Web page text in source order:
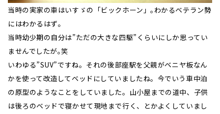
当時の実家の車はいすゞの「ビックホーン」｡わかるベテラン勢
にはわかるはず｡
当時幼少期の自分は”ただの大きな四駆”くらいにしか思ってい
ませんでしたが｡笑
いわゆる”SUV”ですね。それの後部座駅を父親がベニヤ板なん
かを使って改造してベッドにしていましたね。今でいう車中泊
の原型のようなことをしていました。山小屋までの道中、子供
は後ろのベッドで寝かせて現地まで行く、とかよくしていまし